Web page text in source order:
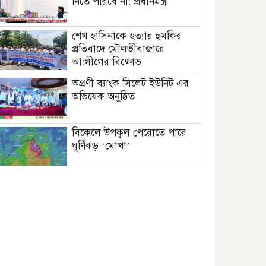
শেখ হাসিনাকে হত্যার হুমকির
প্রতিবাদে মৌলভীবাজারে
আ:লীগের বিক্ষোভ
অগ্রণী ব্যাংক সিলেট ইউনিট এর
অভিষেক অনুষ্ঠিত
বিকেলে উপকূল পেরোতে পারে
ঘূর্ণিঝড় ‘মোখা’